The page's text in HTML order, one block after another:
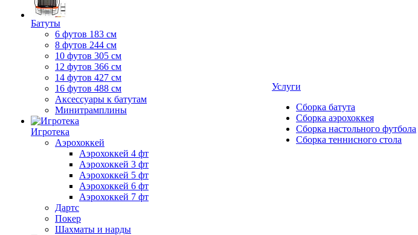
Батуты
6 футов 183 см
8 футов 244 см
10 футов 305 см
12 футов 366 см
14 футов 427 см
16 футов 488 см
Аксессуары к батутам
Минитрамплины
Игротека
Аэрохоккей
Аэрохоккей 4 фт
Аэрохоккей 3 фт
Аэрохоккей 5 фт
Аэрохоккей 6 фт
Аэрохоккей 7 фт
Дартс
Покер
Шахматы и нарды
Услуги
Сборка батута
Сборка аэрохоккея
Сборка настольного футбола
Сборка теннисного стола